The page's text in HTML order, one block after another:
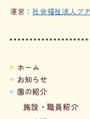
​運営：社会福祉法人ブ
ホーム
お知らせ
園の紹介
施設・職員紹介